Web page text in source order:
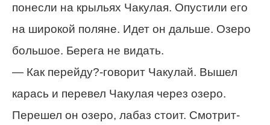
понесли на крыльях Чакулая. Опустили его
на широкой поляне. Идет он дальше. Озеро
большое. Берега не видать.
— Как перейду?-говорит Чакулай. Вышел
карась и перевел Чакулая через озеро.
Перешел он озеро, лабаз стоит. Смотрит-